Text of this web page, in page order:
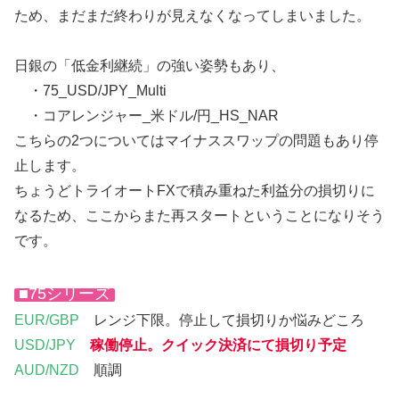
ため、まだまだ終わりが見えなくなってしまいました。
日銀の「低金利継続」の強い姿勢もあり、
・75_USD/JPY_Multi
・コアレンジャー_米ドル/円_HS_NAR
こちらの2つについてはマイナススワップの問題もあり停
止します。
ちょうどトライオートFXで積み重ねた利益分の損切りに
なるため、ここからまた再スタートということになりそう
です。
■75シリーズ
EUR/GBP レンジ下限。停止して損切りか悩みどころ
USD/JPY
稼働停止。クイック決済にて損切り予定
AUD/NZD 順調